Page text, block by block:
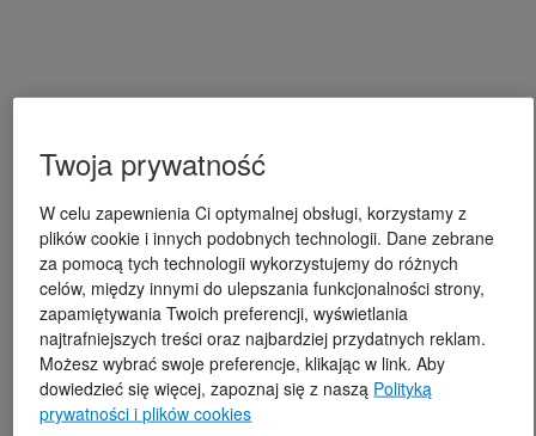
Twoja prywatność
W celu zapewnienia Ci optymalnej obsługi, korzystamy z
plików cookie i innych podobnych technologii. Dane zebrane
za pomocą tych technologii wykorzystujemy do różnych
celów, między innymi do ulepszania funkcjonalności strony,
zapamiętywania Twoich preferencji, wyświetlania
najtrafniejszych treści oraz najbardziej przydatnych reklam.
Możesz wybrać swoje preferencje, klikając w link. Aby
dowiedzieć się więcej, zapoznaj się z naszą Polityką
prywatności i plików cookies